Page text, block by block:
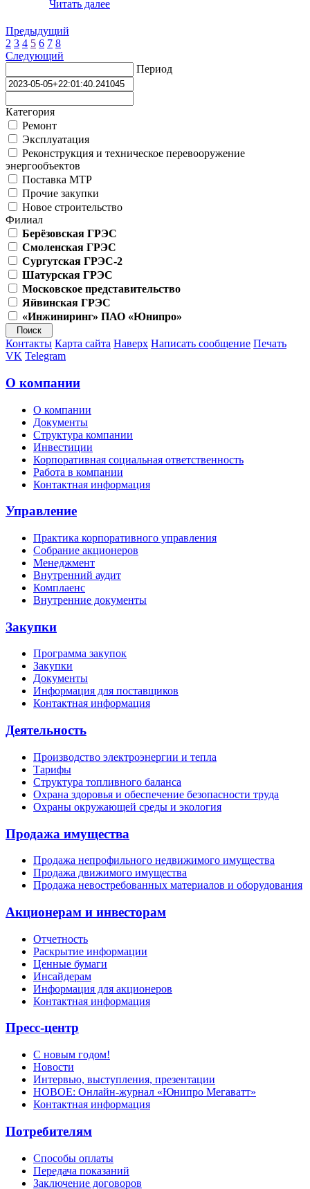
Читать далее
Предыдущий
2 3 4 5 6 7 8
Следующий
Период
Категория
Ремонт
Эксплуатация
Реконструкция и техническое перевооружение
энергообъектов
Поставка МТР
Прочие закупки
Новое строительство
Филиал
Берёзовская ГРЭС
Смоленская ГРЭС
Сургутская ГРЭС-2
Шатурская ГРЭС
Московское представительство
Яйвинская ГРЭС
«Инжиниринг» ПАО «Юнипро»
Контакты Карта сайта Наверх Написать сообщение Печать
VK Telegram
О компании
О компании
Документы
Структура компании
Инвестиции
Корпоративная социальная ответственность
Работа в компании
Контактная информация
Управление
Практика корпоративного управления
Собрание акционеров
Менеджмент
Внутренний аудит
Комплаенс
Внутренние документы
Закупки
Программа закупок
Закупки
Документы
Информация для поставщиков
Контактная информация
Деятельность
Производство электроэнергии и тепла
Тарифы
Структура топливного баланса
Охрана здоровья и обеспечение безопасности труда
Охраны окружающей среды и экология
Продажа имущества
Продажа непрофильного недвижимого имущества
Продажа движимого имущества
Продажа невостребованных материалов и оборудования
Акционерам и инвесторам
Отчетность
Раскрытие информации
Ценные бумаги
Инсайдерам
Информация для акционеров
Контактная информация
Пресс-центр
С новым годом!
Новости
Интервью, выступления, презентации
НОВОЕ: Онлайн-журнал «Юнипро Мегаватт»
Контактная информация
Потребителям
Способы оплаты
Передача показаний
Заключение договоров